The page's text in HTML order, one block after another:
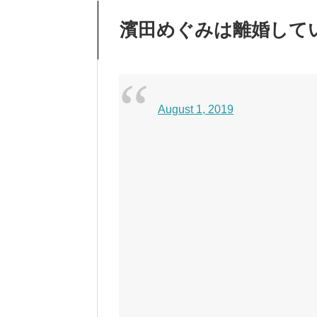
濱田めぐみは離婚して
August 1, 2019